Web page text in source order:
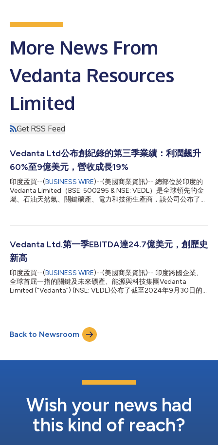
More News From
Vedanta Resources
Limited
Get RSS Feed
Vedanta Ltd公布創紀錄的第三季業績：利潤飆升
60%至9億美元，營收成長19%
印度孟買--(BUSINESS WIRE)--(美國商業資訊)-- 總部位於印度的
Vedanta Limited（BSE: 500295 & NSE: VEDL）是全球領先的金
屬、石油天然氣、關鍵礦產、電力和技術生產商，該公司公布了截
34%，這得益於利潤率提升629個基點至41%*。稅後利潤年增
至1.23倍，資本運用報酬率（ROCE）保持強勁的兩位數成長，達
27%，與去年同期相比提升296個基點。 公司在2026財年前九個
月投資13億美元用於成長性資本支出。本季，鋁業務創下歷史新
高，季度產量達62萬噸，年增1%，同時氧化鋁產量也飆升至創紀
錄的79.4萬噸，年增57%。印度鋅業第三季礦產金屬產量創27.6
萬噸新高，年增4%，精煉金屬產量達27萬噸，同樣年增4%。印
度鋅業第三季生產成本也創下近五年來的最低水平，為每噸940美
Vedanta Ltd.第一季EBITDA達24.7億美元，創歷史
新高
印度孟買--(BUSINESS WIRE)--(美國商業資訊)-- 印度跨國企業、
全球首屈一指的關鍵及未來礦產、能源與科技集團Vedanta
Limited (“Vedanta”) (NSE: VEDL)公布了截至2024年9月30日的
10%1，而合併EBITDA為12億美元，較去年同期成長44%1。扣除
特殊項目的稅後利潤為5.33億美元，較去年同期成長230%1。
Vedanta創下34%的業界最佳EBITDA利潤率2，較去年同期成長約
前），較去年同期成長50%1。2025會計年度第二季淨債
Limited財務長Ajay Goel就公司業績評論道：「這是一個出色的季
度，我們的企業和策略計畫取得的重大進展、強勁的財務業績和出
Back to Newsroom
Wish your news had
this kind of reach?